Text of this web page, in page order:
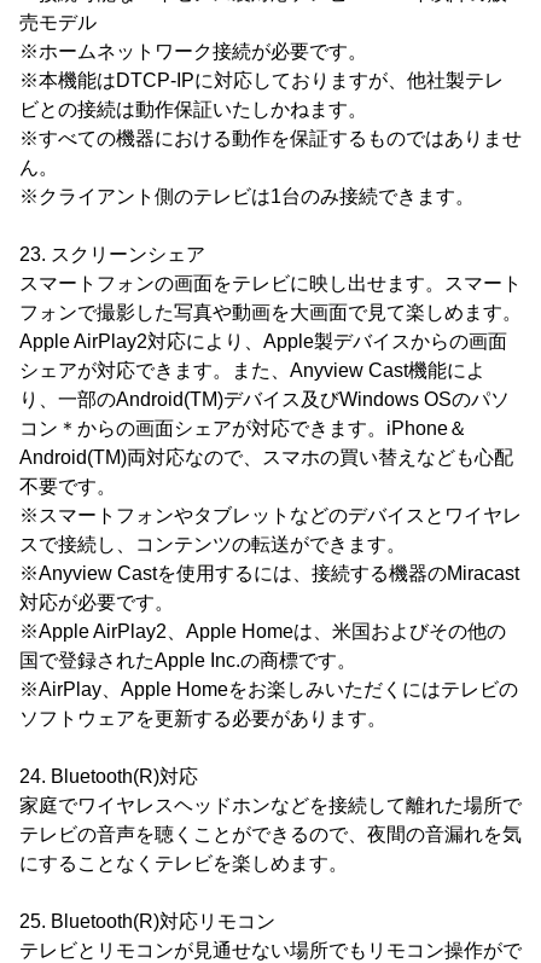
売モデル
※ホームネットワーク接続が必要です。
※本機能はDTCP-IPに対応しておりますが、他社製テレ
ビとの接続は動作保証いたしかねます。
※すべての機器における動作を保証するものではありませ
ん。
※クライアント側のテレビは1台のみ接続できます。
23. スクリーンシェア
スマートフォンの画面をテレビに映し出せます。スマート
フォンで撮影した写真や動画を大画面で見て楽しめます。
Apple AirPlay2対応により、Apple製デバイスからの画面
シェアが対応できます。また、Anyview Cast機能によ
り、一部のAndroid(TM)デバイス及びWindows OSのパソ
コン＊からの画面シェアが対応できます。iPhone＆
Android(TM)両対応なので、スマホの買い替えなども心配
不要です。
※スマートフォンやタブレットなどのデバイスとワイヤレ
スで接続し、コンテンツの転送ができます。
※Anyview Castを使用するには、接続する機器のMiracast
対応が必要です。
※Apple AirPlay2、Apple Homeは、米国およびその他の
国で登録されたApple Inc.の商標です。
※AirPlay、Apple Homeをお楽しみいただくにはテレビの
ソフトウェアを更新する必要があります。
24. Bluetooth(R)対応
家庭でワイヤレスヘッドホンなどを接続して離れた場所で
テレビの音声を聴くことができるので、夜間の音漏れを気
にすることなくテレビを楽しめます。
25. Bluetooth(R)対応リモコン
テレビとリモコンが見通せない場所でもリモコン操作がで